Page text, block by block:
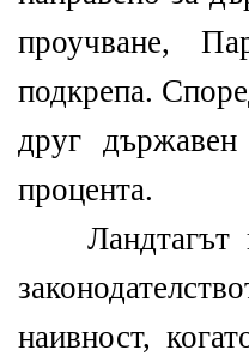
проучване,
подкрепа.
друг
процента.
Ландтагът
наивност,